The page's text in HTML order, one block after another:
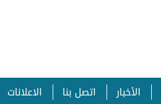
الأخبار اتصل بنا الاعلانات